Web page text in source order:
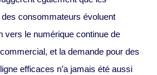
consommateurs évoluent
vers le numérique continue de
et la demande pour des
efficaces n’a jamais été aussi